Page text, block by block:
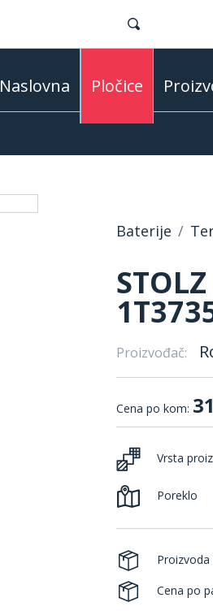
Naslovna Pločice
Baterije
Proizvođač:
Cena po kom:
Vrsta
Poreklo
Cena po